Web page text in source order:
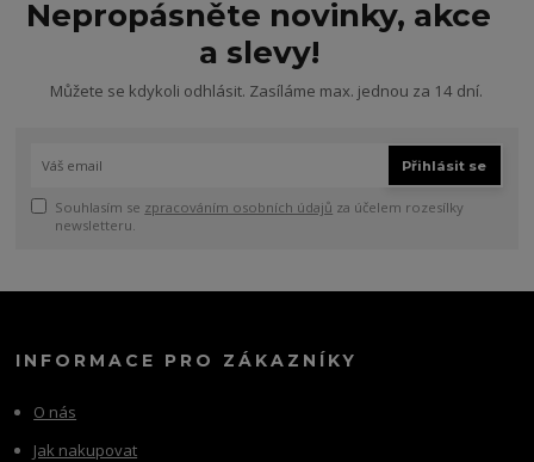
Nepropásněte novinky, akce
a slevy!
Můžete se kdykoli odhlásit. Zasíláme max. jednou za 14 dní.
Přihlásit se
Souhlasím se zpracováním osobních údajů za účelem rozesílky
newsletteru.
INFORMACE PRO ZÁKAZNÍKY
O nás
Jak nakupovat